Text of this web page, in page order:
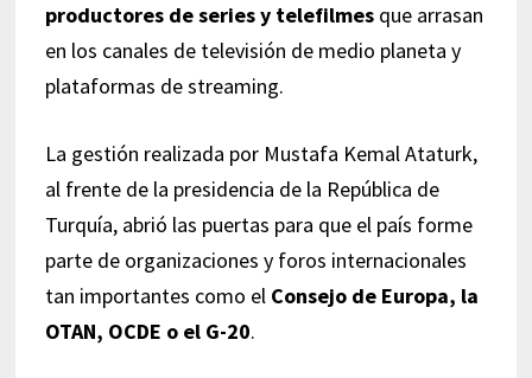
productores de series y telefilmesque arrasan
en los canales de televisión de medio planeta y
plataformas de streaming.
La gestión realizada por Mustafa Kemal Ataturk,
al frente de la presidencia de la República de
Turquía, abrió las puertas para que el país forme
parte de organizaciones y foros internacionales
tan importantes como el Consejo de Europa, la
OTAN, OCDE o el G-20.